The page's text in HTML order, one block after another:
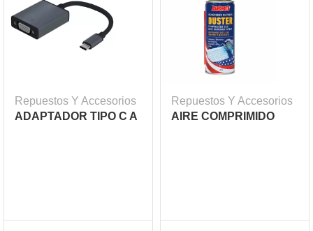
Repuestos Y Accesorios
ADAPTADOR TIPO C A
Repuestos Y Accesorios
AIRE COMPRIMIDO